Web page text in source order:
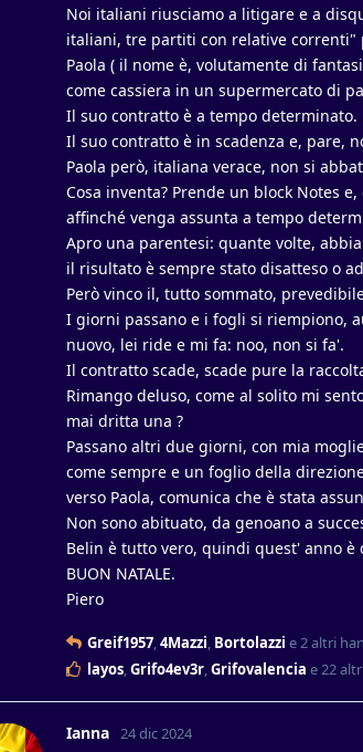
Noi italiani riusciamo a litigare e a
italiani, tre partiti con relative correnti"
Paola ( il nome è, volutamente di
come cassiera in un supermercato di
Il suo contratto è a tempo determinato.
Il suo contratto è in scadenza e, pare,
Paola però, italiana verace, non si
Cosa inventa? Prende un block Notes
affinché venga assunta a tempo
Apro una parentesi: quante volte,
il risultato è sempre stato disatteso o
Però vinco il, tutto sommato,
I giorni passano e i fogli si riempiono,
nuovo, lei ride e mi fa: noo, non si fa'.
Il contratto scade, scade pure la
Rimango deluso, come al solito mi
mai dritta una ?
Passano altri due giorni, con mia
come sempre e un foglio della
verso Paola, comunica che è stata
Non sono abituato, da genoano a
Belin è tutto vero, quindi quest' anno è
BUON NATALE.
Piero
Greif1957,4Mazzi, Bortolazzi e2altri
layos,Grifo4ev3r,Grifovalencia e22
Ianna 24 dic 2024